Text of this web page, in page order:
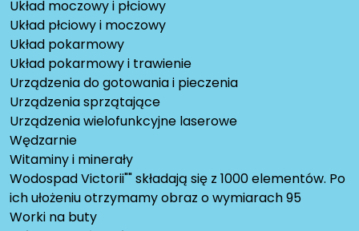
Układ moczowy i płciowy
Układ płciowy i moczowy
Układ pokarmowy
Układ pokarmowy i trawienie
Urządzenia do gotowania i pieczenia
Urządzenia sprzątające
Urządzenia wielofunkcyjne laserowe
Wędzarnie
Witaminy i minerały
Wodospad Victorii"" składają się z 1000 elementów. Po
ich ułożeniu otrzymamy obraz o wymiarach 95
Worki na buty